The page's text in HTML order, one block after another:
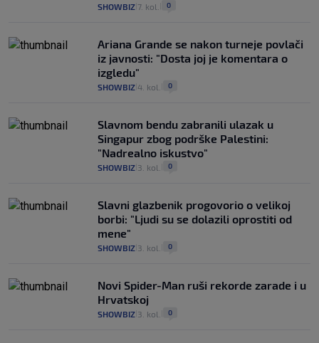
SHOWBIZ 7. kol. 0
Ariana Grande se nakon turneje povlači
iz javnosti: "Dosta joj je komentara o
izgledu"
SHOWBIZ 4. kol. 0
Slavnom bendu zabranili ulazak u
Singapur zbog podrške Palestini:
"Nadrealno iskustvo"
SHOWBIZ 3. kol. 0
Slavni glazbenik progovorio o velikoj
borbi: "Ljudi su se dolazili oprostiti od
mene"
SHOWBIZ 3. kol. 0
Novi Spider-Man ruši rekorde zarade i u
Hrvatskoj
SHOWBIZ 3. kol. 0